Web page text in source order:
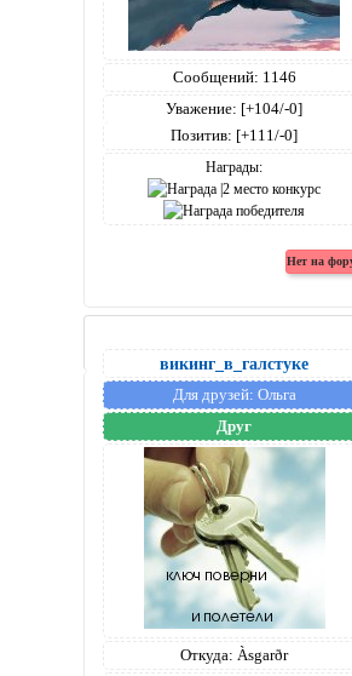
Сообщений: 1146
Уважение: [+104/-0]
Позитив: [+111/-0]
Награды:
викинг_в_галстуке
Для друзей: Ольга
Друг
Откуда: Àsgarðr